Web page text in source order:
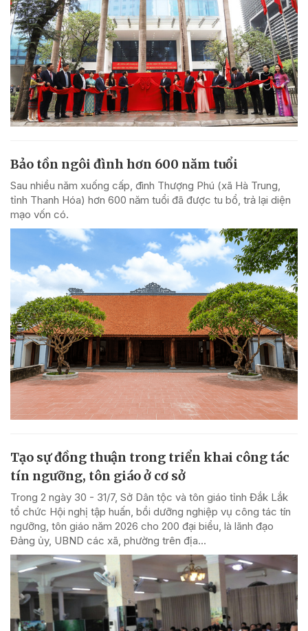
Bảo tồn ngôi đình hơn 600 năm tuổi
Sau nhiều năm xuống cấp, đình Thượng Phú (xã Hà Trung,
tỉnh Thanh Hóa) hơn 600 năm tuổi đã được tu bổ, trả lại diện
mạo vốn có.
Tạo sự đồng thuận trong triển khai công tác
tín ngưỡng, tôn giáo ở cơ sở
Trong 2 ngày 30 - 31/7, Sở Dân tộc và tôn giáo tỉnh Đắk Lắk
tổ chức Hội nghị tập huấn, bồi dưỡng nghiệp vụ công tác tín
ngưỡng, tôn giáo năm 2026 cho 200 đại biểu, là lãnh đạo
Đảng ủy, UBND các xã, phường trên địa...